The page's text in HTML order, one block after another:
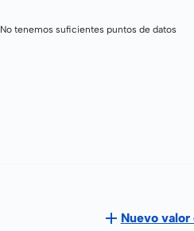
No tenemos suficientes puntos de datos
Nuevo